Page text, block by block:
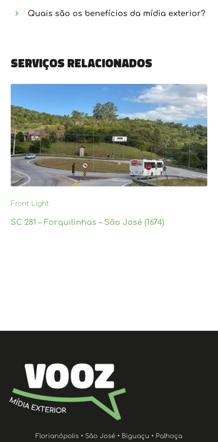
Quais são os benefícios da mídia exterior?
Serviços relacionados
Front Light
SC 281 – Forquilinhas – São José (1674)
Florianópolis • São José • Biguaçu • Palhoça